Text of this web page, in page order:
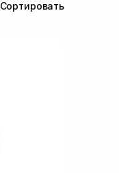
Сортировать